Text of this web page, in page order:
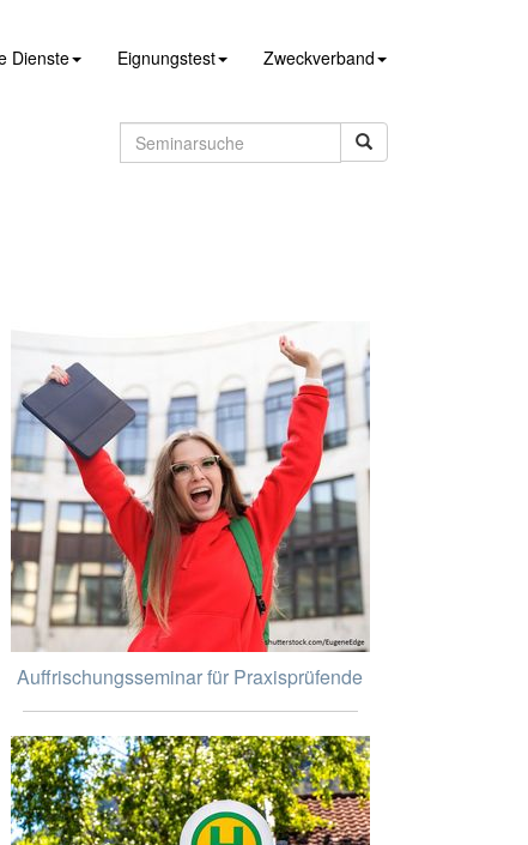
Dienste Eignungstest Zweckverband
Auffrischungsseminar für Praxisprüfende